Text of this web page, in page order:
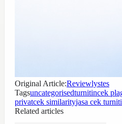
Original Article:Reviewlystes
Tagsuncategorisedturnitincek
privatcek similarityjasa cek
Related articles